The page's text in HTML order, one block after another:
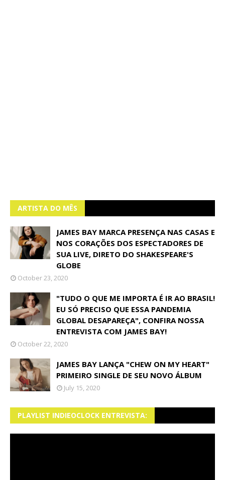
ARTISTA DO MÊS
JAMES BAY MARCA PRESENÇA NAS CASAS E
NOS CORAÇÕES DOS ESPECTADORES DE
SUA LIVE, DIRETO DO SHAKESPEARE'S
GLOBE
October 23, 2020
"TUDO O QUE ME IMPORTA É IR AO BRASIL!
EU SÓ PRECISO QUE ESSA PANDEMIA
GLOBAL DESAPAREÇA", CONFIRA NOSSA
ENTREVISTA COM JAMES BAY!
October 22, 2020
JAMES BAY LANÇA "CHEW ON MY HEART"
PRIMEIRO SINGLE DE SEU NOVO ÁLBUM
July 15, 2020
PLAYLIST INDIEOCLOCK ENTREVISTA: